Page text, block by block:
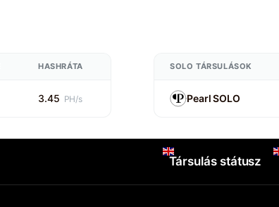
HASHRÁTA
3.45 PH/s
SOLO TÁRSULÁSOK
Pearl SOLO
Társulás státusz